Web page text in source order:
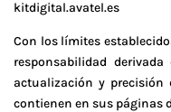
kitdigital.avatel.es
Con los límites
responsabilidad
actualización y precisión
contienen en sus páginas